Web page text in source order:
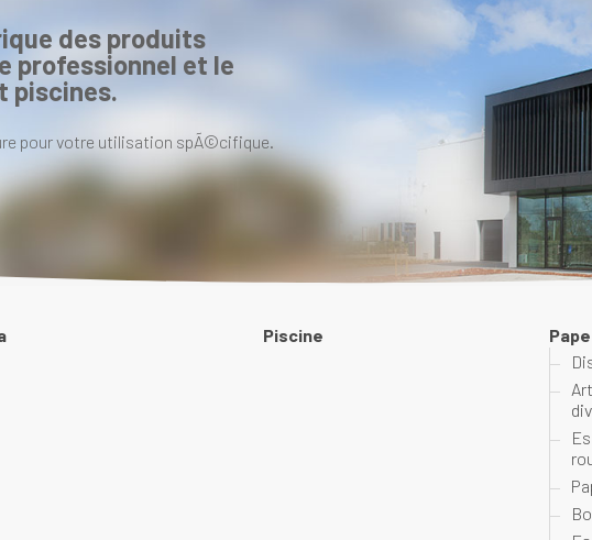
des produits
professionnel et le
piscines.
pour votre utilisation spÃ©cifique.
Piscine